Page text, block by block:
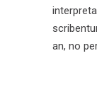
an, no